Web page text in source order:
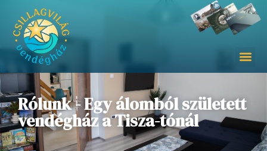
Rólunk - Egy álomból született
vendégház a Tisza-tónál